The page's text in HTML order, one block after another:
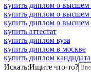
купить диплом о высшем
купить диплом о высшем
купить диплом о высшем
купить аттестат
купить диплом вуза
купить диплом в москве
купить диплом
Искать:Ищите что-то?